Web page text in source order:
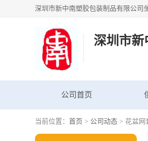
深圳市新
公司首页
当前位置： 首页 > 公司动态 > 花盆网